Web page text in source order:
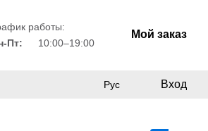
работы:
Пт:
10:00–19:00
Мой заказ
Рус Вход